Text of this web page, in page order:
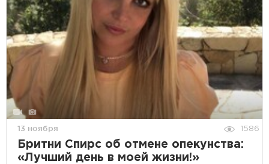
13 ноября 1586
Бритни Спирс об отмене опекунства:
«Лучший день в моей жизни!»